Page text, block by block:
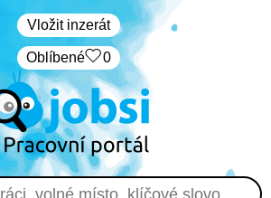
Vložit inzerát
Oblíbené 0